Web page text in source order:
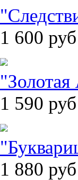
1 600 руб
"Золотая
1 590 руб
1 880 руб